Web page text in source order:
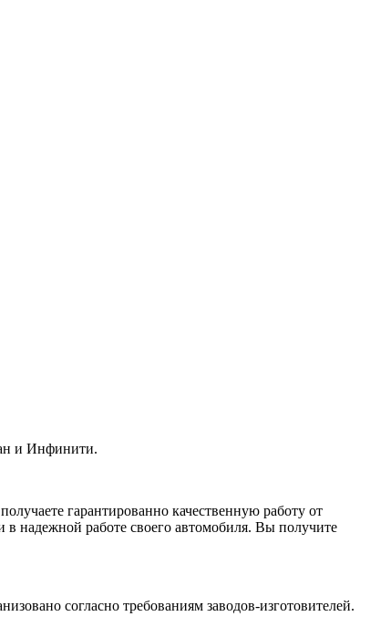
и Инфинити.
гарантированно качественную работу от
надежной работе своего автомобиля. Вы получите
согласно требованиям заводов-изготовителей.